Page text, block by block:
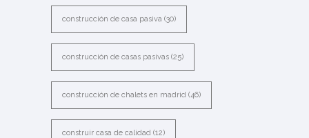
construcción de casa pasiva (30)
construcción de casas pasivas (25)
construcción de chalets en madrid (46)
construir casa de calidad (12)